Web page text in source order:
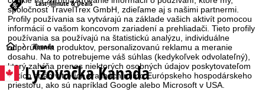
spoločnosť TravelTrex GmbH, zdieľame aj s našimi partnermi.
Profily používania sa vytvárajú na základe vašich aktivít pomocou
informácií o vašom koncovom zariadení a prehliadači. Tieto profily
používania sa používajú na štatistickú analýzu, individuálne
odporúčania produktov, personalizovanú reklamu a meranie
dosahu. Na to potrebujeme váš súhlas (kedykoľvek odvolateľný),
ktorý zahŕňa prenos niektorých osobných údajov poskytovateľom
tretích strán v tretích krajinách mimo Európskeho hospodárskeho
priestoru, ako sú napríklad Google alebo Microsoft v USA.
Last-Minute & Deals
H
l
Kanada
LyžovačkaKanada